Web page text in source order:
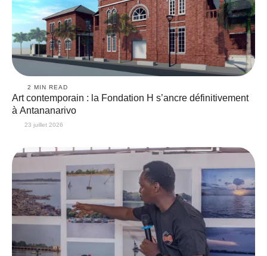
2 MIN READ
Art contemporain : la Fondation H s’ancre définitivement
à Antananarivo
23 juillet 2026